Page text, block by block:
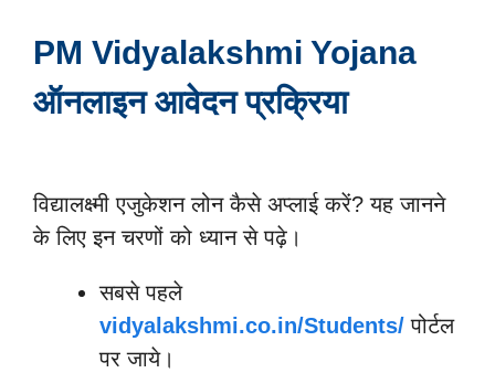
PM Vidyalakshmi Yojana
ऑनलाइन आवेदन प्रक्रिया
विद्यालक्ष्मी एजुकेशन लोन कैसे अप्लाई करें? यह जानने
के लिए इन चरणों को ध्यान से पढ़े।
सबसे पहले
vidyalakshmi.co.in/Students/ पोर्टल
पर जाये।